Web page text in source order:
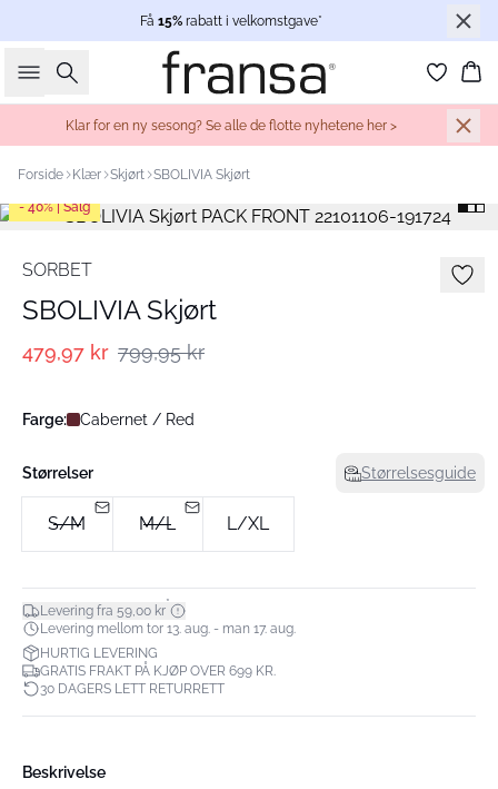
Få 15% rabatt i velkomstgave*
Søk
Klar for en ny sesong? Se alle de flotte nyhetene her >
Forside Klær Skjørt SBOLIVIA Skjørt
- 40% | Salg
SORBET
SBOLIVIA Skjørt
479,97 kr 799,95 kr
Farge: Cabernet / Red
Størrelser Størrelsesguide
S/M M/L L/XL
Levering fra 59,00 kr*
Levering mellom tor 13. aug. - man 17. aug.
HURTIG LEVERING
GRATIS FRAKT PÅ KJØP OVER 699 KR.
30 DAGERS LETT RETURRETT
Beskrivelse